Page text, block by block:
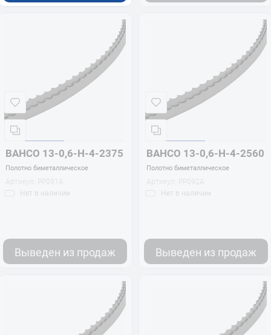
BAHCO 13-0,6-H-4-2375
Полотно биметаллическое
Артикул:
PP091A
Нет в наличии
Выведен из продаж
BAHCO 13-0,6-H-4-2560
Полотно биметаллическое
Артикул:
PP092A
Нет в наличии
Выведен из продаж